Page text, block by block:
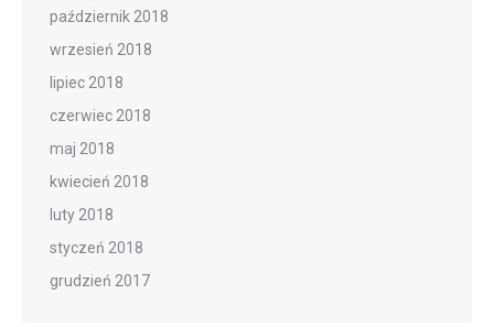
październik 2018
wrzesień 2018
lipiec 2018
czerwiec 2018
maj 2018
kwiecień 2018
luty 2018
styczeń 2018
grudzień 2017